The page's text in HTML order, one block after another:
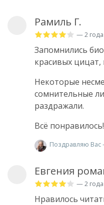
Рамиль Г.
— 2
Запомнились
красивых
Некоторые
сомнительные
раздражали.
Всё понравилось!
Поздравляю Вас
Евгения
— 2
Нравилось